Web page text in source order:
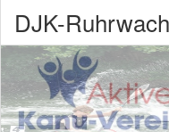
DJK-